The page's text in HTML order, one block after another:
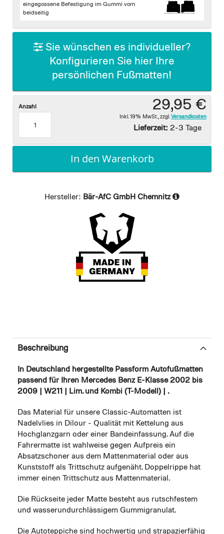
images
eingegossene Befestigung im Gummi vorn
beidseitig
Sie wünschen es individueller?
Konfigurieren Sie hier Ihre
persönlichen Fußmatten!
29,95 €
Inkl. 19% MwSt. zzgl. Versandkosten
Lieferzeit: 2-3 Tage
Anzahl
In den Warenkorb
Hersteller: Bär-AfC GmbH Chemnitz
Beschreibung
In Deutschland hergestellte Passform Autofußmatten
passend für Ihren Mercedes Benz E-Klasse 2002 bis
2009 | W211 | Lim. und Kombi (T-Modell) | .
Das Material für unsere Classic-Automatten ist
Nadelvlies in Dilour - Qualität mit Kettelung aus
Hochglanzgarn oder einer Bandeinfassung. Auf die
Fahrermatte ist wahlweise gegen Aufpreis ein
Absatzschoner aus dem Mattenmaterial oder aus
Kunststoff als Trittschutz aufgenäht. Doppelrippe hat
immer einen Trittschutz aus Mattenmaterial.
Die Rückseite jeder Matte besteht aus rutschfestem
und wasserundurchlässigem Gummigranulat.
Die Autoteppiche sind hochwertig und strapazierfähig